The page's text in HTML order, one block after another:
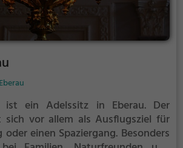
ist ein Adelssitz in Eberau. Der
sich vor allem als Ausflugsziel für
einen Spaziergang. Besonders